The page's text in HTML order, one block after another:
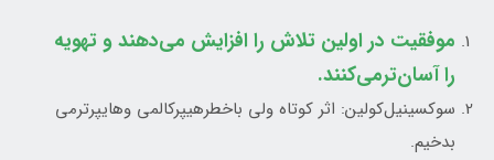
موفقیت در اولین تلاش را افزایش می‌دهند و تهویه
را آسان‌ترمی‌کنند.
سوکسینیل‌کولین: اثر کوتاه ولی باخطرهیپرکالمی وهایپرترمی
بدخیم.